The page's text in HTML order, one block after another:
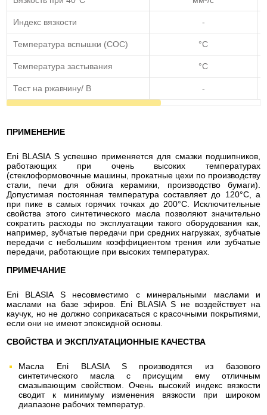
Индекс вязкости -
Температура вспышки (COC) °C
Температура застывания °C
Тест на ржавчину/ B -
ПРИМЕНЕНИЕ
Eni BLASIA S успешно применяется для смазки подшипников,
работающих при очень высоких температурах
(стеклоформовочные машины, прокатные цехи по производству
стали, печи для обжига керамики, производство бумаги).
Допустимая постоянная температура составляет до 120°С, а
при пике в самых горячих точках до 200°С. Исключительные
свойства этого синтетического масла позволяют значительно
сократить расходы по эксплуатации такого оборудования как,
например, зубчатые передачи при средних нагрузках, зубчатые
передачи с небольшим коэффициентом трения или зубчатые
передачи, работающие при высоких температурах.
ПРИМЕЧАНИЕ
Eni BLASIA S несовместимо с минеральными маслами и
маслами на базе эфиров. Eni BLASIA S не воздействует на
каучук, но не должно соприкасаться с красочными покрытиями,
если они не имеют эпоксидной основы.
СВОЙСТВА И ЭКСПЛУАТАЦИОННЫЕ КАЧЕСТВА
Масла Eni BLASIA S производятся из базового
синтетического масла с присущим ему отличным
смазывающим свойством. Очень высокий индекс вязкости
сводит к минимуму изменения вязкости при широком
диапазоне рабочих температур.